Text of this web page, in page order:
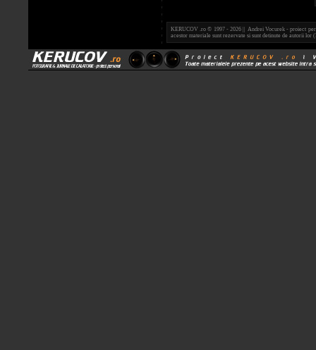
KERUCOV .ro © 1997 - 2026 || Andrei Vocurek - proiect
acestor materiale sunt rezervate si sunt detinute de autorii